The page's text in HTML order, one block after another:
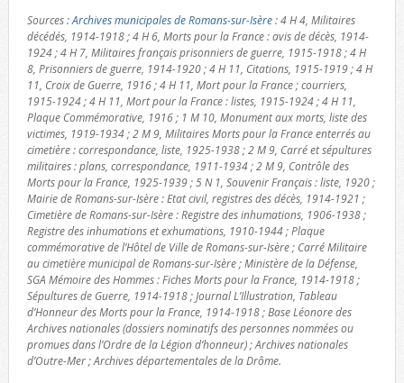
Sources :Archives municipales de Romans-sur-Isère: 4 H 4, Militaires
décédés, 1914-1918 ; 4 H 6, Morts pour la France : avis de décès, 1914-
1924 ; 4 H 7, Militaires français prisonniers de guerre, 1915-1918 ; 4 H
8, Prisonniers de guerre, 1914-1920 ; 4 H 11, Citations, 1915-1919 ; 4 H
11, Croix de Guerre, 1916 ; 4 H 11, Mort pour la France ; courriers,
1915-1924 ; 4 H 11, Mort pour la France : listes, 1915-1924 ; 4 H 11,
Plaque Commémorative, 1916 ; 1 M 10, Monument aux morts, liste des
victimes, 1919-1934 ; 2 M 9, Militaires Morts pour la France enterrés au
cimetière : correspondance, liste, 1925-1938 ; 2 M 9, Carré et sépultures
militaires : plans, correspondance, 1911-1934 ; 2 M 9, Contrôle des
Morts pour la France, 1925-1939 ; 5 N 1, Souvenir Français : liste, 1920 ;
Mairie de Romans-sur-Isère : Etat civil, registres des décès, 1914-1921 ;
Cimetière de Romans-sur-Isère : Registre des inhumations, 1906-1938 ;
Registre des inhumations et exhumations, 1910-1944 ; Plaque
commémorative de l’Hôtel de Ville de Romans-sur-Isère ; Carré Militaire
au cimetière municipal de Romans-sur-Isère ; Ministère de la Défense,
SGA Mémoire des Hommes : Fiches Morts pour la France, 1914-1918 ;
Sépultures de Guerre, 1914-1918 ; Journal L’Illustration, Tableau
d’Honneur des Morts pour la France, 1914-1918 ; Base Léonore des
Archives nationales (dossiers nominatifs des personnes nommées ou
promues dans l’Ordre de la Légion d’honneur) ; Archives nationales
d’Outre-Mer ; Archives départementales de la Drôme.